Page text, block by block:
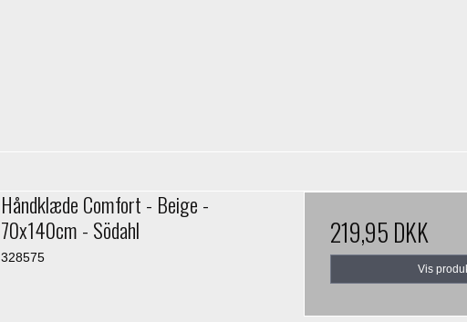
Håndklæde Comfort - Beige -
70x140cm - Södahl
328575
219,95 DKK
Vis